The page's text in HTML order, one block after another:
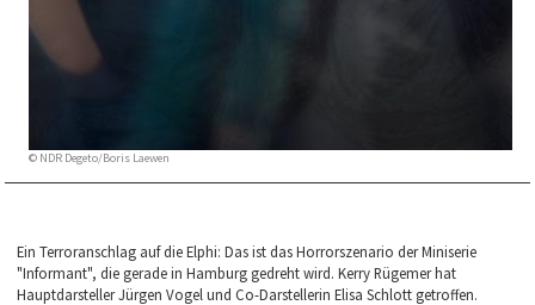
© NDR Degeto/Boris Laewen
Ein Terroranschlag auf die Elphi: Das ist das Horrorszenario der Miniserie
"Informant", die gerade in Hamburg gedreht wird. Kerry Rügemer hat
Hauptdarsteller Jürgen Vogel und Co-Darstellerin Elisa Schlott getroffen.